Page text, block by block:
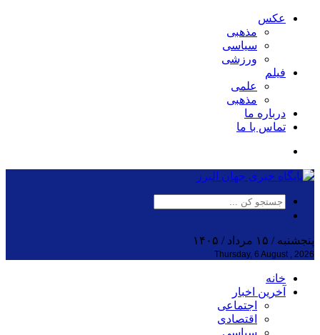
عکس
مذهبی
سیاسی
ورزشی
فیلم
علمی
مذهبی
درباره ما
تماس با ما
پنجشنبه / ۱۵ مرداد / ۱۴۰۵
Thursday, 6 August , 2026
خانه
آخرین اخبار
اجتماعی
اقتصادی
سیاسی